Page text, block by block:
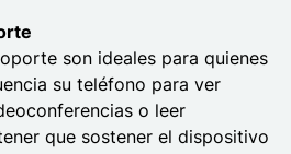
son ideales para quienes
su teléfono para ver
o leer
que sostener el dispositivo